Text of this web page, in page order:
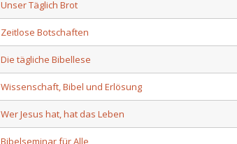
Unser Täglich Brot
Zeitlose Botschaften
Die tägliche Bibellese
Wissenschaft, Bibel und Erlösung
Wer Jesus hat, hat das Leben
Bibelseminar für Alle